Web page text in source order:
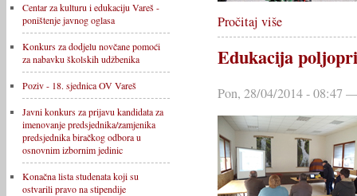
Centar za kulturu i edukaciju Vareš -
poništenje javnog oglasa
Konkurs za dodjelu novčane pomoći
za nabavku školskih udžbenika
Poziv - 18. sjednica OV Vareš
Javni konkurs za prijavu kandidata za
imenovanje predsjednika/zamjenika
predsjednika biračkog odbora u
osnovnim izbornim jedinic
Konačna lista studenata koji su
ostvarili pravo na stipendije
Pročitaj više
Edukacija
Pon, 28/04/2014 - 08:47